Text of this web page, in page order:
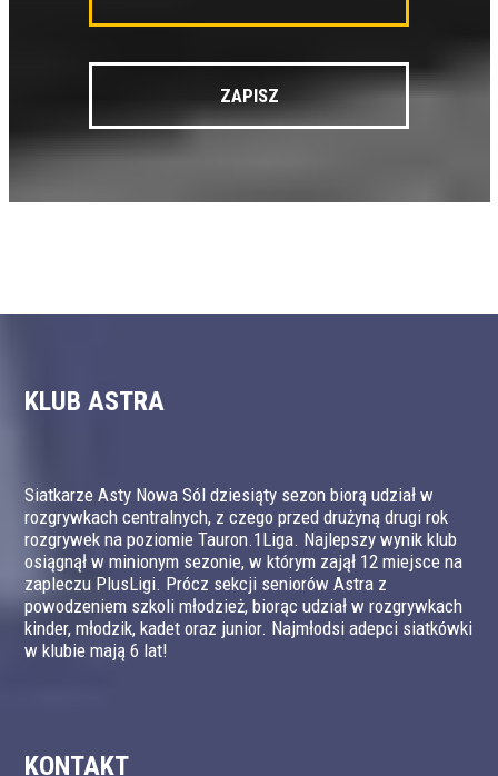
KLUB ASTRA
Siatkarze Asty Nowa Sól dziesiąty sezon biorą udział w
rozgrywkach centralnych, z czego przed drużyną drugi rok
rozgrywek na poziomie Tauron.1Liga. Najlepszy wynik klub
osiągnął w minionym sezonie, w którym zajął 12 miejsce na
zapleczu PlusLigi. Prócz sekcji seniorów Astra z
powodzeniem szkoli młodzież, biorąc udział w rozgrywkach
kinder, młodzik, kadet oraz junior. Najmłodsi adepci siatkówki
w klubie mają 6 lat!
KONTAKT